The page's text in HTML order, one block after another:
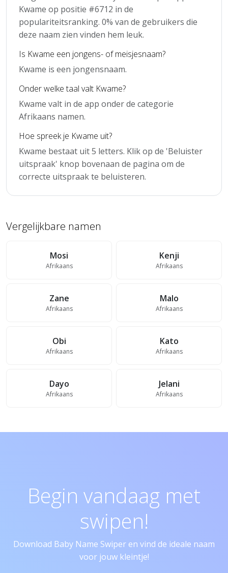
Kwame op positie #6712 in de
populariteitsranking. 0% van de gebruikers die
deze naam zien vinden hem leuk.
Is Kwame een jongens- of meisjesnaam?
Kwame is een jongensnaam.
Onder welke taal valt Kwame?
Kwame valt in de app onder de categorie
Afrikaans namen.
Hoe spreek je Kwame uit?
Kwame bestaat uit 5 letters. Klik op de 'Beluister
uitspraak' knop bovenaan de pagina om de
correcte uitspraak te beluisteren.
Vergelijkbare namen
Mosi
Afrikaans
Kenji
Afrikaans
Zane
Afrikaans
Malo
Afrikaans
Obi
Afrikaans
Kato
Afrikaans
Dayo
Afrikaans
Jelani
Afrikaans
Begin vandaag met
swipen!
Download Baby Name Swiper en vind de ideale naam
voor jouw kleintje!